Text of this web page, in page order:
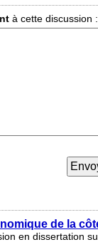
à cette discussion :
de la
en dissertation